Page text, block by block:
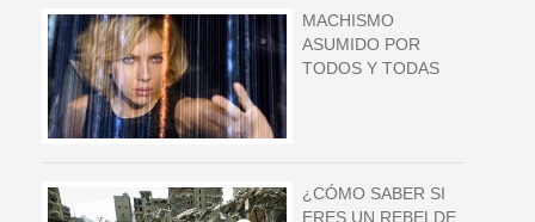
MACHISMO
ASUMIDO POR
TODOS Y TODAS
¿CÓMO SABER SI
ERES UN REBELDE,